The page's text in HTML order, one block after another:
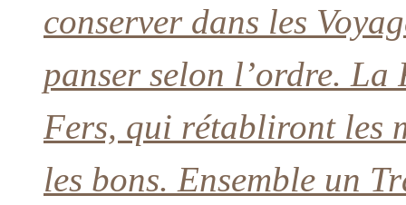
conserver dans les
panser selon l’ordre. La
Fers, qui rétabliront les
les bons. Ensemble un